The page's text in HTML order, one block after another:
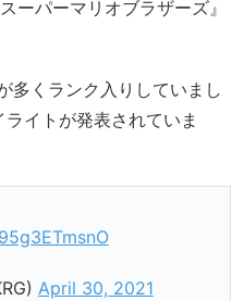
ーパーマリオブラザーズ』
多くランク入りしていまし
イトが発表されていま
April 30, 2021